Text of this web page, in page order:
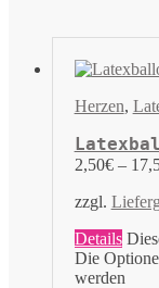
Herzen,
2,50€–
zzgl.
Details
Die
werden